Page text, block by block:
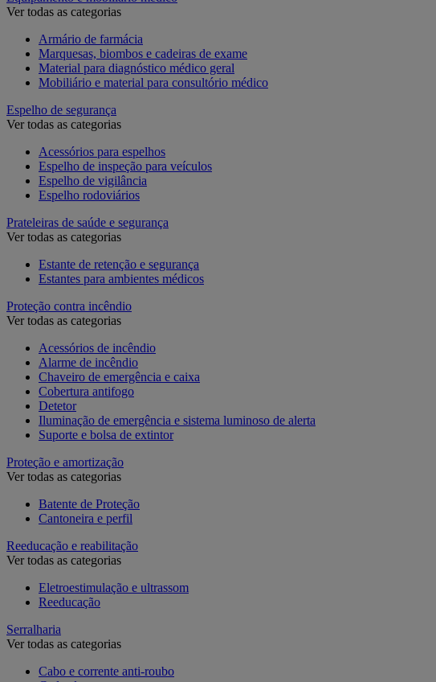
Ver todas as categorias
Armário de farmácia
Marquesas, biombos e cadeiras de exame
Material para diagnóstico médico geral
Mobiliário e material para consultório médico
Espelho de segurança
Ver todas as categorias
Acessórios para espelhos
Espelho de inspeção para veículos
Espelho de vigilância
Espelho rodoviários
Prateleiras de saúde e segurança
Ver todas as categorias
Estante de retenção e segurança
Estantes para ambientes médicos
Proteção contra incêndio
Ver todas as categorias
Acessórios de incêndio
Alarme de incêndio
Chaveiro de emergência e caixa
Cobertura antifogo
Detetor
Iluminação de emergência e sistema luminoso de alerta
Suporte e bolsa de extintor
Proteção e amortização
Ver todas as categorias
Batente de Proteção
Cantoneira e perfil
Reeducação e reabilitação
Ver todas as categorias
Eletroestimulação e ultrassom
Reeducação
Serralharia
Ver todas as categorias
Cabo e corrente anti-roubo